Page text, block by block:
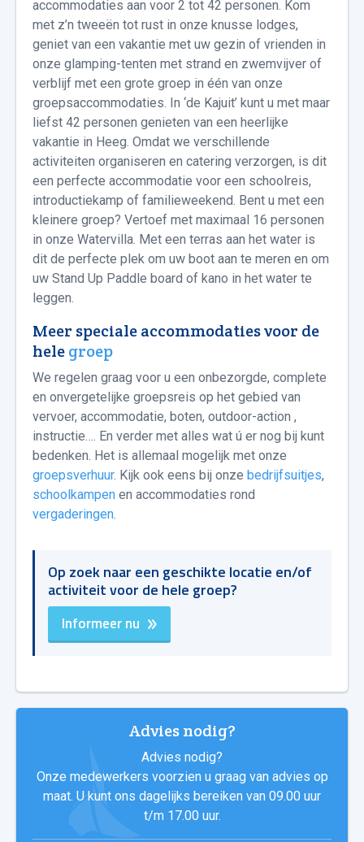
accommodaties aan voor 2 tot 42 personen. Kom
met z’n tweeën tot rust in onze knusse lodges,
geniet van een vakantie met uw gezin of vrienden in
onze glamping-tenten met strand en zwemvijver of
verblijf met een grote groep in één van onze
groepsaccommodaties. In ‘de Kajuit’ kunt u met maar
liefst 42 personen genieten van een heerlijke
vakantie in Heeg. Omdat we verschillende
activiteiten organiseren en catering verzorgen, is dit
een perfecte accommodatie voor een schoolreis,
introductiekamp of familieweekend. Bent u met een
kleinere groep? Vertoef met maximaal 16 personen
in onze Watervilla. Met een terras aan het water is
dit de perfecte plek om uw boot aan te meren en om
uw Stand Up Paddle board of kano in het water te
leggen.
Meer speciale accommodaties voor de
helegroep
We regelen graag voor u een onbezorgde, complete
en onvergetelijke groepsreis op het gebied van
vervoer, accommodatie, boten, outdoor-action ,
instructie…. En verder met alles wat ú er nog bij kunt
bedenken. Het is allemaal mogelijk met onze
groepsverhuur. Kijk ook eens bij onze bedrijfsuitjes,
schoolkampen en accommodaties rond
vergaderingen.
Op zoek naar een geschikte locatie en/of
activiteit voor de hele groep?
Informeer nu
Advies nodig?
Advies nodig?
Onze medewerkers voorzien u graag van advies op
maat. U kunt ons dagelijks bereiken van 09.00 uur
t/m 17.00 uur.